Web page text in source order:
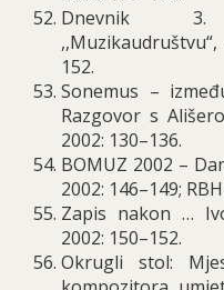
Dnevnik
,,Muzikaudruštvu“,
152.
Sonemus – izmeđ
Razgovor s Ališ
2002: 130–136.
BOMUZ 2002 –
2002: 146–149; RBH
Zapis nakon …
2002: 150–152.
Okrugli stol: